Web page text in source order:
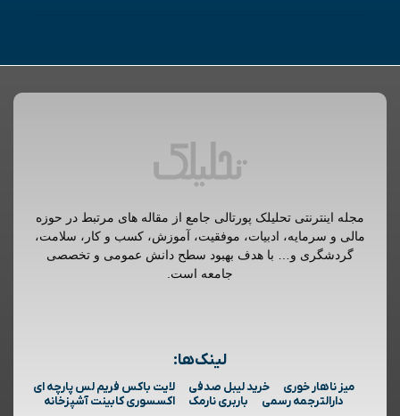
مجله اینترنتی تحلیلک پورتالی جامع از مقاله های مرتبط در حوزه
مالی و سرمایه، ادبیات، موفقیت، آموزش، کسب و کار، سلامت،
گردشگری و… با هدف بهبود سطح دانش عمومی و تخصصی
جامعه است.
لینک‌ها:
میز ناهار خوری خرید لیبل صدفی
لایت باکس فریم لس پارچه ای
دارالترجمه رسمی
باربری نارمک اکسسوری کابینت آشپزخانه